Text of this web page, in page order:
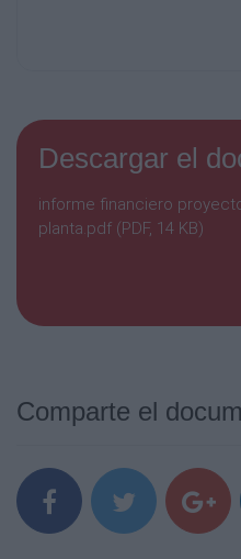
Descargar el
informe financiero
planta.pdf (PDF, 14 KB)
Comparte el